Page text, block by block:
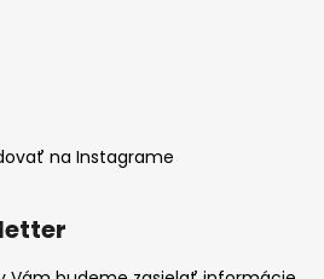
na Instagrame